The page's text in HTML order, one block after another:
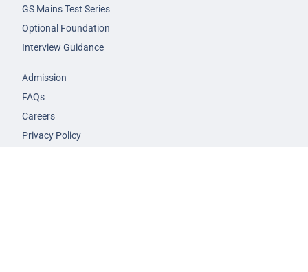
GS Mains Test Series
Optional Foundation
Interview Guidance
Admission
FAQs
Careers
Privacy Policy